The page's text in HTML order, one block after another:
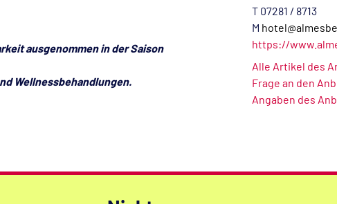
T 07281 / 8713
M
https://
Alle Artikel des
Frage an den
Angaben des
ausgenommen in der Saison
Wellnessbehandlungen.